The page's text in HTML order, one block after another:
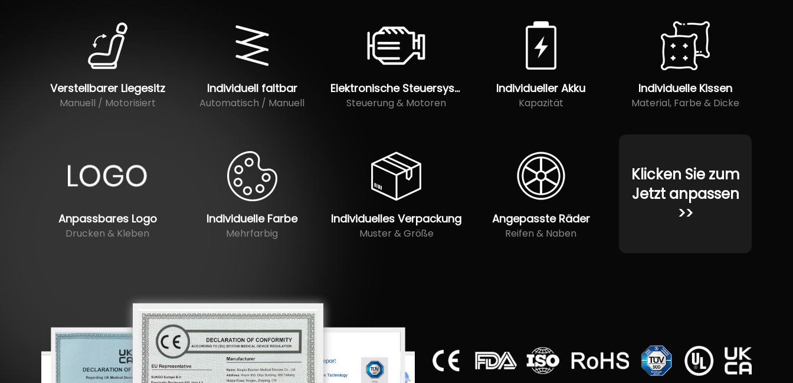
Verstellbarer Liegesitz
Manuell / Motorisiert
Individuell faltbar
Automatisch / Manuell
Elektronische Steuersysteme
Steuerung & Motoren
Individueller Akku
Kapazität
Individuelle Kissen
Material, Farbe & Dicke
Anpassbares Logo
Drucken & Kleben
Individuelle Farbe
Mehrfarbig
Individuelles Verpackung
Muster & Größe
Angepasste Räder
Reifen & Naben
Klicken Sie zum
Jetzt anpassen
>>